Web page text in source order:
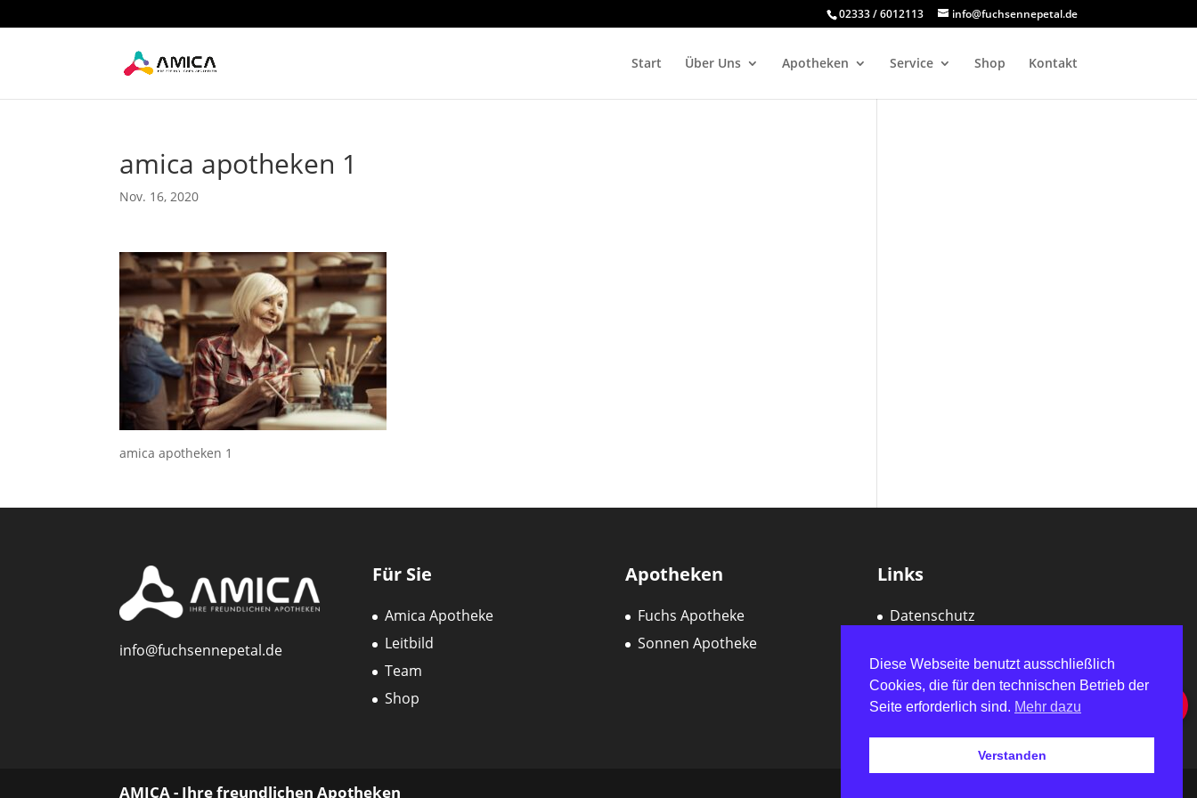
02333 / 6012113 info@fuchsennepetal.de
Start Über Uns Apotheken Service Shop Kontakt
amica apotheken 1
Nov. 16, 2020
amica apotheken 1
info@fuchsennepetal.de
Für Sie
Amica Apotheke
Leitbild
Team
Shop
Apotheken
Fuchs Apotheke
Sonnen Apotheke
Links
Datenschutz
AMICA - Ihre freundlichen Apotheken
Diese Webseite benutzt ausschließlich
Cookies, die für den technischen Betrieb der
Seite erforderlich sind. Mehr dazu
Verstanden